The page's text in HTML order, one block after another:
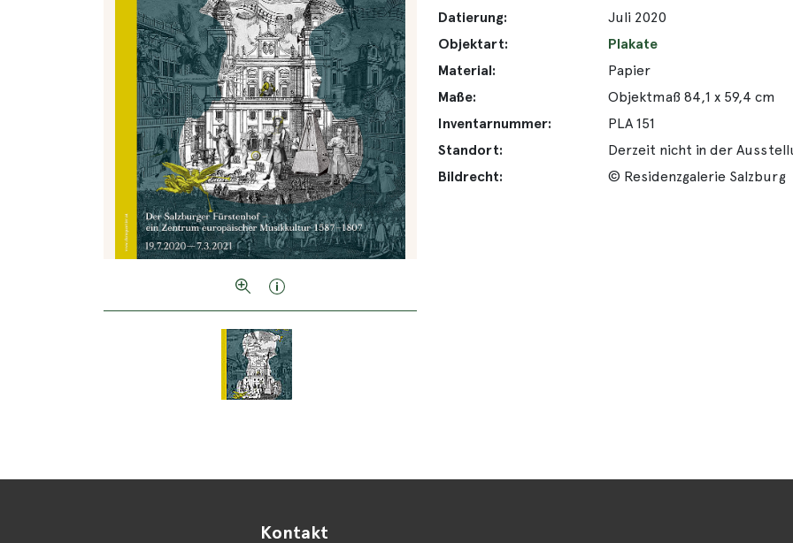
Datierung:
Juli 2020
Objektart:
Plakate
Material:
Papier
Maße:
Objektmaß 84,1 x 59,4 cm
Inventarnummer:
PLA 151
Standort:
Derzeit nicht in der
Bildrecht:
© Residenzgalerie Salzburg
Kontakt